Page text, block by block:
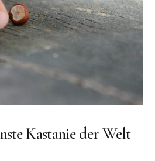
Kastanie der Welt